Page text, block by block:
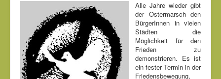
Alle Jahre wieder gibt
der Ostermarsch den
BürgerInnen in vielen
Städten die
Möglichkeit für den
Frieden zu
demonstrieren. Es ist
ein fester Termin in der
Friedensbewegung,